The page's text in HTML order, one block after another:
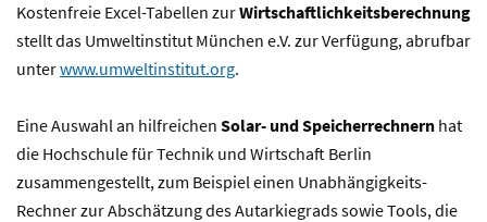
Kostenfreie Excel-Tabellen zurWirtschaftlichkeitsberechnung
stellt das Umweltinstitut München e.V. zur Verfügung, abrufbar
unterwww.umweltinstitut.org.
Eine Auswahl an hilfreichen Solar- und Speicherrechnern hat
die Hochschule für Technik und Wirtschaft Berlin
zusammengestellt, zum Beispiel einen Unabhängigkeits-
Rechner zur Abschätzung des Autarkiegrads sowie Tools, die